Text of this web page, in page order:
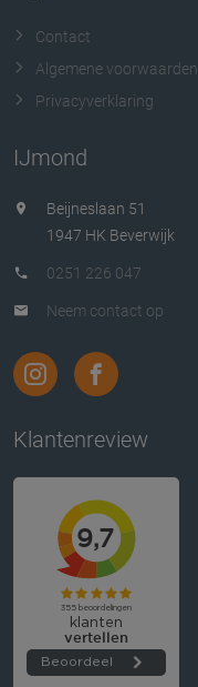
Contact
Algemene voorwaarden
Privacyverklaring
IJmond
Beijneslaan 51
1947 HK Beverwijk
0251 226 047
Neem contact op
Klantenreview